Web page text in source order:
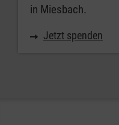
in Miesbach.
Jetzt spenden